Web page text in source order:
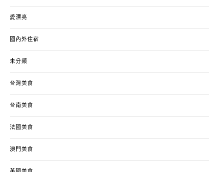
愛漂亮
國內外住宿
未分類
台灣美食
台南美食
法國美食
澳門美食